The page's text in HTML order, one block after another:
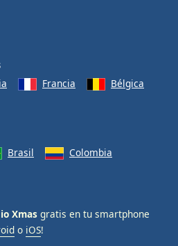
Francia
Bélgica
Brasil
Colombia
Xmas gratis en tu smartphone
o iOS!